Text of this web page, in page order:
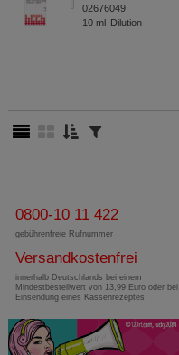
02676049
10 ml Dilution
0800-10 11 422
gebührenfreie Rufnummer
Versandkostenfrei
innerhalb Deutschlands bei einem
Mindestbestellwert von 13,99 Euro oder bei
Einsendung eines Kassenrezeptes